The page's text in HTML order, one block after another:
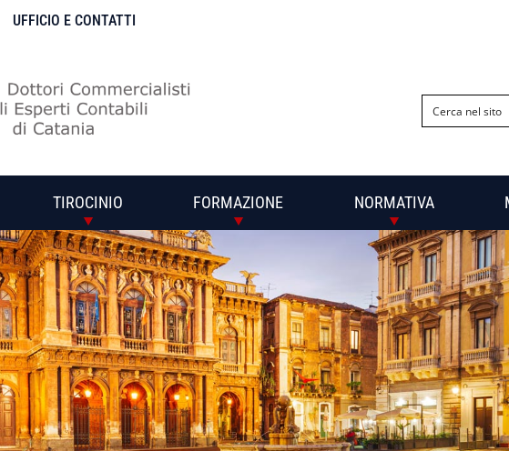
UFFICIO E CONTATTI
TIROCINIO FORMAZIONE NORMATIVA